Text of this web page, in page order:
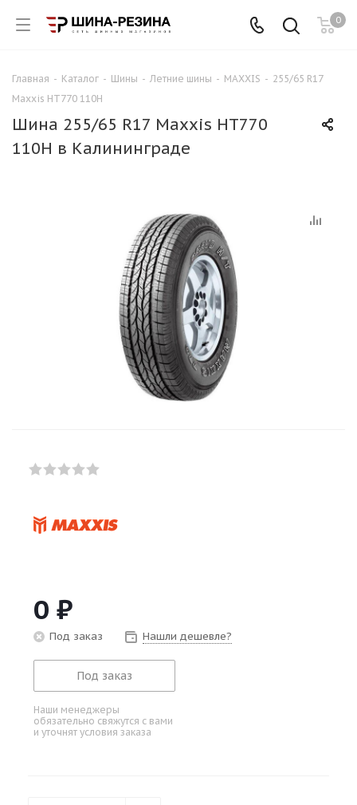
0
Главная - Каталог - Шины - Летние шины - MAXXIS - 255/65 R17
Maxxis HT770 110H
Шина 255/65 R17 Maxxis HT770
110H в Калининграде
0 ₽
Под заказ Нашли дешевле?
Под заказ
Наши менеджеры
обязательно свяжутся с вами
и уточнят условия заказа